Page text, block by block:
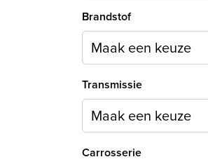
Brandstof
Maak een keuze
Transmissie
Carrosserie